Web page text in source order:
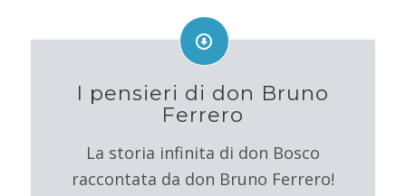
I pensieri di don Bruno
Ferrero
La storia infinita di don Bosco
raccontata da don Bruno Ferrero!